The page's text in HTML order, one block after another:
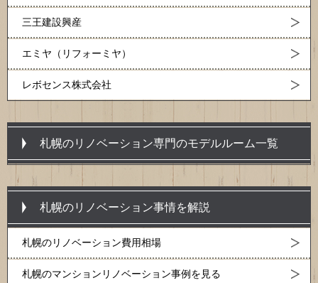
三王建設興産
エミヤ（リフォーミヤ）
レボセンス株式会社
札幌のリノベーション専門のモデルルーム一覧
札幌のリノベーション事情を解説
札幌のリノベーション費用相場
札幌のマンションリノベーション事例を見る